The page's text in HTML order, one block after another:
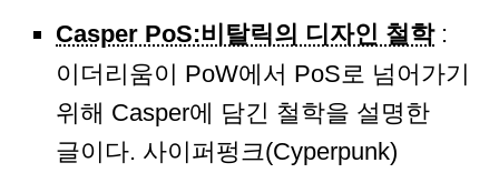
Casper PoS:비탈릭의 디자인 철학:
이더리움이 PoW에서 PoS로 넘어가기
위해 Casper에 담긴 철학을 설명한
글이다. 사이퍼펑크(Cyperpunk)